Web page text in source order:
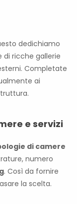
dedichiamo
di ricche gallerie
Completate
ai
e servizi
di camere
numero
. Così da fornire
la scelta.